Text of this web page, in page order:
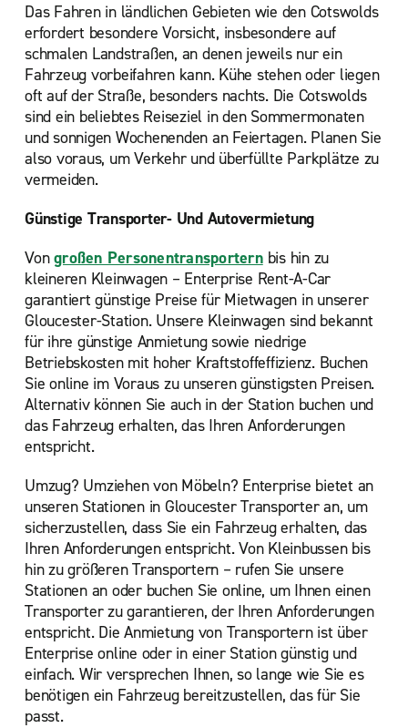
Das Fahren in ländlichen Gebieten wie den Cotswolds
erfordert besondere Vorsicht, insbesondere auf
schmalen Landstraßen, an denen jeweils nur ein
Fahrzeug vorbeifahren kann. Kühe stehen oder liegen
oft auf der Straße, besonders nachts. Die Cotswolds
sind ein beliebtes Reiseziel in den Sommermonaten
und sonnigen Wochenenden an Feiertagen. Planen Sie
also voraus, um Verkehr und überfüllte Parkplätze zu
vermeiden.
Günstige Transporter- Und Autovermietung
Vongroßen Personentransporternbis hin zu
kleineren Kleinwagen – Enterprise Rent-A-Car
garantiert günstige Preise für Mietwagen in unserer
Gloucester-Station. Unsere Kleinwagen sind bekannt
für ihre günstige Anmietung sowie niedrige
Betriebskosten mit hoher Kraftstoffeffizienz. Buchen
Sie online im Voraus zu unseren günstigsten Preisen.
Alternativ können Sie auch in der Station buchen und
das Fahrzeug erhalten, das Ihren Anforderungen
entspricht.
Umzug? Umziehen von Möbeln? Enterprise bietet an
unseren Stationen in Gloucester Transporter an, um
sicherzustellen, dass Sie ein Fahrzeug erhalten, das
Ihren Anforderungen entspricht. Von Kleinbussen bis
hin zu größeren Transportern – rufen Sie unsere
Stationen an oder buchen Sie online, um Ihnen einen
Transporter zu garantieren, der Ihren Anforderungen
entspricht. Die Anmietung von Transportern ist über
Enterprise online oder in einer Station günstig und
einfach. Wir versprechen Ihnen, so lange wie Sie es
benötigen ein Fahrzeug bereitzustellen, das für Sie
passt.